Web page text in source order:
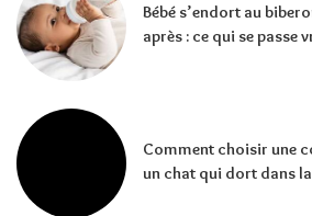
Bébé s’endort au
après : ce qui se passe
Comment choisir une
un chat qui dort dans